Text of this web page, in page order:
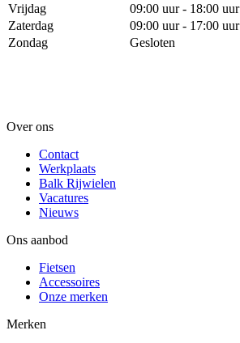
Vrijdag
09:00 uur - 18:00 uur
Zaterdag
09:00 uur - 17:00 uur
Zondag
Gesloten
Over ons
Contact
Werkplaats
Balk Rijwielen
Vacatures
Nieuws
Ons aanbod
Fietsen
Accessoires
Onze merken
Merken